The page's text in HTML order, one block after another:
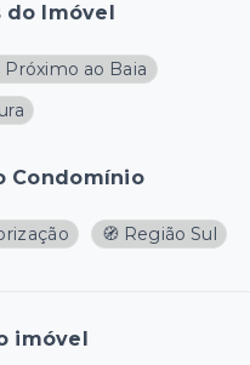
do Imóvel
Próximo ao Baia
Condomínio
🧭 Região Sul
imóvel